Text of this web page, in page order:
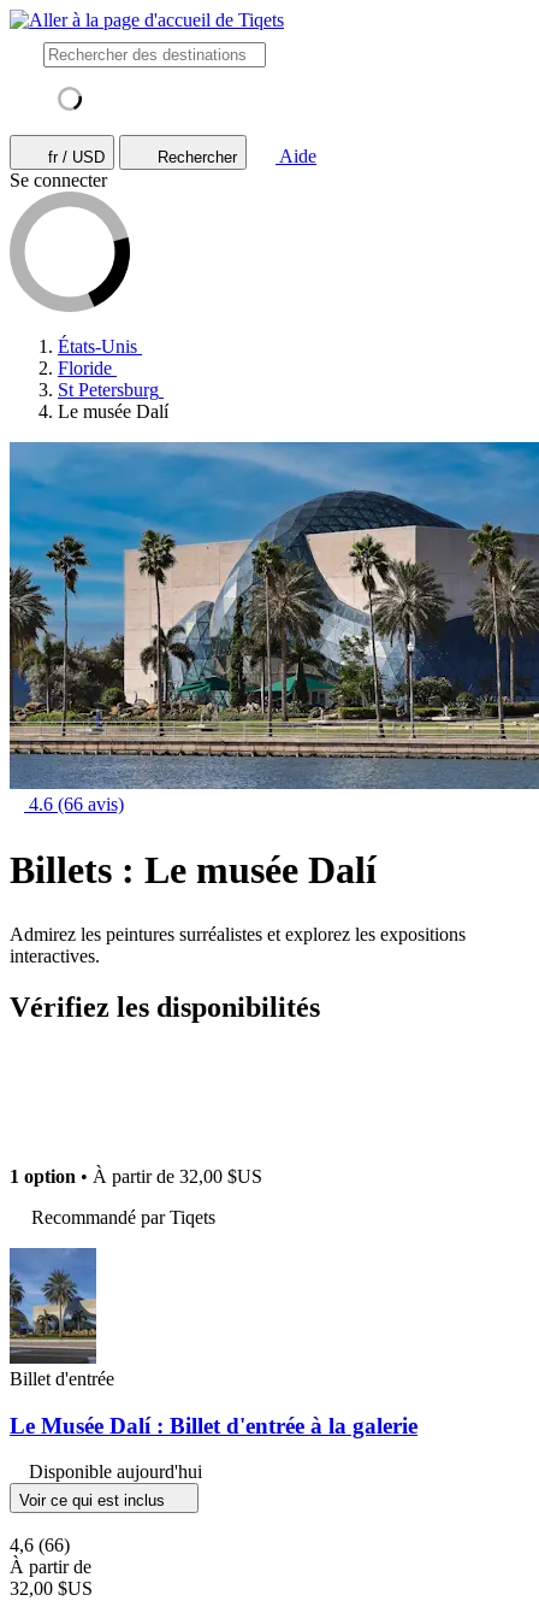
fr / USD Rechercher
Aide
Se connecter
États-Unis
Floride
St Petersburg
Le musée Dalí
4.6 (66 avis)
Billets : Le musée Dalí
Admirez les peintures surréalistes et explorez les expositions
interactives.
Vérifiez les disponibilités
1 option • À partir de 32,00 $US
Recommandé par Tiqets
Billet d'entrée
Le Musée Dalí : Billet d'entrée à la galerie
Disponible aujourd'hui
Voir ce qui est inclus
4,6 (66)
À partir de
32,00 $US